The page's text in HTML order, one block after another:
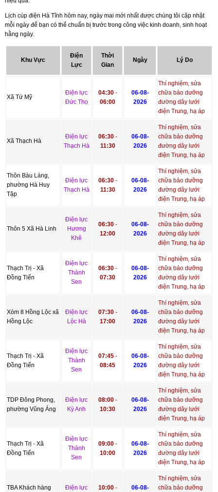
Lịch cúp điện Hà Tĩnh hôm nay, ngày mai mới nhất được chúng tôi cập nhật
mỗi ngày để bạn có thể chuẩn bị trước trong công việc kinh doanh, sinh hoạt
hằng ngày.
Khu Vực
Điện
Lực
Thời
Gian
Ngày Lý Do
Xã Tứ Mỹ
Điện lực
Đức Thọ
04:30-
06:00
06-08-
2026
Thí nghiệm, sửa
chữa bảo dưỡng
đường dây lưới
điện Trung, hạ áp
Xã Thạch Hà
Điện lực
Thạch Hà
06:30-
11:30
06-08-
2026
Thí nghiệm, sửa
chữa bảo dưỡng
đường dây lưới
điện Trung, hạ áp
Thôn Bàu Láng,
phường Hà Huy
Tập
Điện lực
Thạch Hà
06:30-
11:30
06-08-
2026
Thí nghiệm, sửa
chữa bảo dưỡng
đường dây lưới
điện Trung, hạ áp
Thôn 5 Xã Hà Linh
Điện lực
Hương
Khê
06:30-
12:00
06-08-
2026
Thí nghiệm, sửa
chữa bảo dưỡng
đường dây lưới
điện Trung, hạ áp
Thạch Trị - Xã
Đồng Tiến
Điện lực
Thành
Sen
06:30-
07:30
06-08-
2026
Thí nghiệm, sửa
chữa bảo dưỡng
đường dây lưới
điện Trung, hạ áp
Xóm 8 Hồng Lộc xã
Hồng Lộc
Điện lực
Lộc Hà
07:30-
17:00
06-08-
2026
Thí nghiệm, sửa
chữa bảo dưỡng
đường dây lưới
điện Trung, hạ áp
Thạch Trị - Xã
Đồng Tiến
Điện lực
Thành
Sen
07:45-
08:45
06-08-
2026
Thí nghiệm, sửa
chữa bảo dưỡng
đường dây lưới
điện Trung, hạ áp
TDP Đông Phong,
phường Vũng Áng
Điện lực
Kỳ Anh
08:00-
10:30
06-08-
2026
Thí nghiệm, sửa
chữa bảo dưỡng
đường dây lưới
điện Trung, hạ áp
Thạch Trị - Xã
Đồng Tiến
Điện lực
Thành
Sen
09:00-
10:00
06-08-
2026
Thí nghiệm, sửa
chữa bảo dưỡng
đường dây lưới
điện Trung, hạ áp
TBA Khách hàng
Điện lực
10:00-
06-08-
Thí nghiệm, sửa
chữa bảo dưỡng